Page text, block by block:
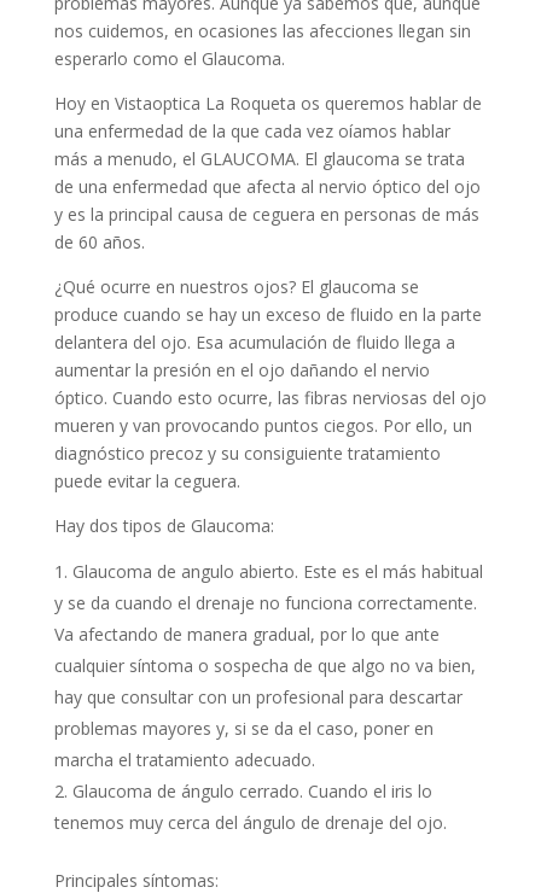
nos cuidemos, en ocasiones las afecciones llegan sin
esperarlo como el Glaucoma.
Hoy en Vistaoptica La Roqueta os queremos hablar de
una enfermedad de la que cada vez oíamos hablar
más a menudo, el GLAUCOMA. El glaucoma se trata
de una enfermedad que afecta al nervio óptico del ojo
y es la principal causa de ceguera en personas de más
de 60 años.
¿Qué ocurre en nuestros ojos? El glaucoma se
produce cuando se hay un exceso de fluido en la parte
delantera del ojo. Esa acumulación de fluido llega a
aumentar la presión en el ojo dañando el nervio
óptico. Cuando esto ocurre, las fibras nerviosas del ojo
mueren y van provocando puntos ciegos. Por ello, un
diagnóstico precoz y su consiguiente tratamiento
puede evitar la ceguera.
Hay dos tipos de Glaucoma:
Glaucoma de angulo abierto. Este es el más habitual
y se da cuando el drenaje no funciona correctamente.
Va afectando de manera gradual, por lo que ante
cualquier síntoma o sospecha de que algo no va bien,
hay que consultar con un profesional para descartar
problemas mayores y, si se da el caso, poner en
marcha el tratamiento adecuado.
Glaucoma de ángulo cerrado. Cuando el iris lo
tenemos muy cerca del ángulo de drenaje del ojo.
Principales síntomas: